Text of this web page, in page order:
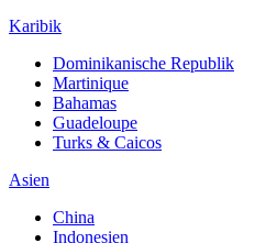
Karibik
Dominikanische Republik
Martinique
Bahamas
Guadeloupe
Turks & Caicos
Asien
China
Indonesien